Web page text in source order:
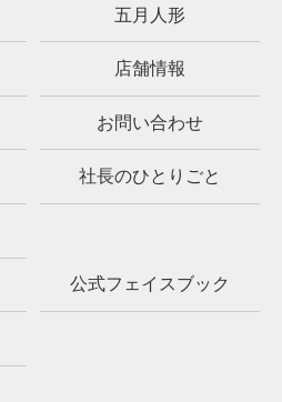
五月人形
店舗情報
お問い合わせ
社長のひとりごと
公式フェイスブック